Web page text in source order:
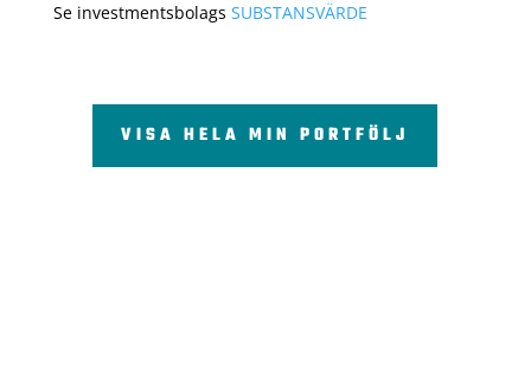
Se investmentsbolags SUBSTANSVÄRDE
VISA HELA MIN PORTFÖLJ